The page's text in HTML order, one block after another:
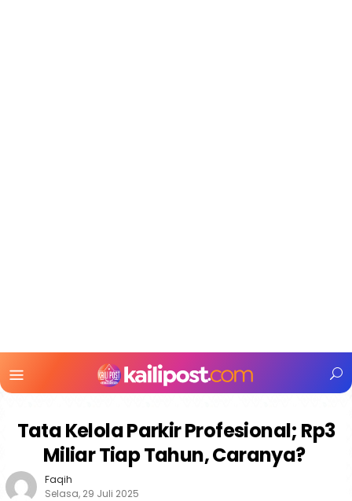
Mobile
Tata Kelola Parkir Profesional; Rp3
Miliar Tiap Tahun, Caranya?
Faqih
Selasa, 29 Juli 2025